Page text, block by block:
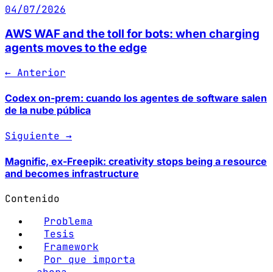
04/07/2026
AWS WAF and the toll for bots: when charging
agents moves to the edge
← Anterior
Codex on-prem: cuando los agentes de software salen
de la nube pública
Siguiente →
Magnific, ex-Freepik: creativity stops being a resource
and becomes infrastructure
Contenido
Problema
Tesis
Framework
Por que importa